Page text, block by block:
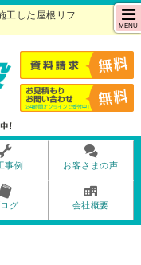
工した屋根リフ
MENU
事例 お客さまの声
グ 会社概要